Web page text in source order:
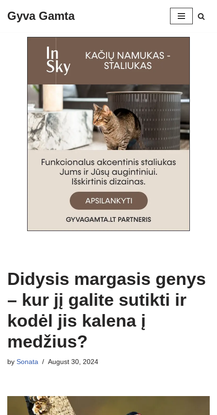
Gyva Gamta
Didysis margasis genys
– kur jį galite sutikti ir
kodėl jis kalena į
medžius?
by Sonata August 30, 2024